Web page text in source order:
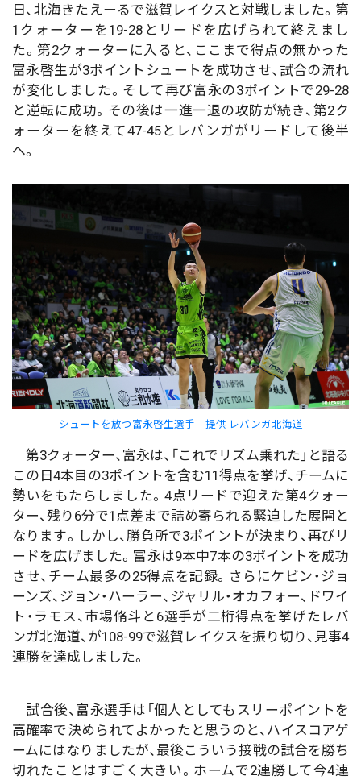
日、北海きたえーるで滋賀レイクスと対戦しました。第
1クォーターを19-28とリードを広げられて終えまし
た。第2クォーターに入ると、ここまで得点の無かった
富永啓生が3ポイントシュートを成功させ、試合の流れ
が変化しました。そして再び富永の3ポイントで29-28
と逆転に成功。その後は一進一退の攻防が続き、第2ク
ォーターを終えて47-45とレバンガがリードして後半
へ。
シュートを放つ富永啓生選手 提供 レバンガ北海道
第3クォーター、富永は、「これでリズム乗れた」と語る
この日4本目の3ポイントを含む11得点を挙げ、チームに
勢いをもたらしました。4点リードで迎えた第4クォー
ター、残り6分で1点差まで詰め寄られる緊迫した展開と
なります。しかし、勝負所で3ポイントが決まり、再びリ
ードを広げました。富永は9本中7本の3ポイントを成功
させ、チーム最多の25得点を記録。さらにケビン・ジョ
ーンズ、ジョン・ハーラー、ジャリル・オカフォー、ドワイ
ト・ラモス、市場脩斗と6選手が二桁得点を挙げたレバ
ンガ北海道、が108-99で滋賀レイクスを振り切り、見事4
連勝を達成しました。
試合後、富永選手は「個人としてもスリーポイントを
高確率で決められてよかったと思うのと、ハイスコアゲ
ームにはなりましたが、最後こういう接戦の試合を勝ち
切れたことはすごく大きい。ホームで2連勝して今4連